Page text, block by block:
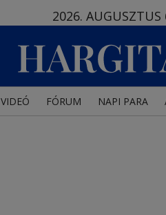
2026. AUGUSZTUS
VIDEÓ FÓRUM NAPI PARA